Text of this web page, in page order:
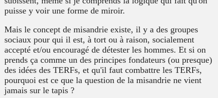
puisse y voir une forme de miroir.
Mais le concept de misandrie existe, il y a des groupes
sociaux pour qui il est, à tort ou à raison, socialement
accepté et/ou encouragé de détester les hommes. Et si on
prends ça comme un des principes fondateurs (ou presque)
des idées des TERFs, et qu'il faut combattre les TERFs,
pourquoi est ce que la question de la misandrie ne vient
jamais sur le tapis ?